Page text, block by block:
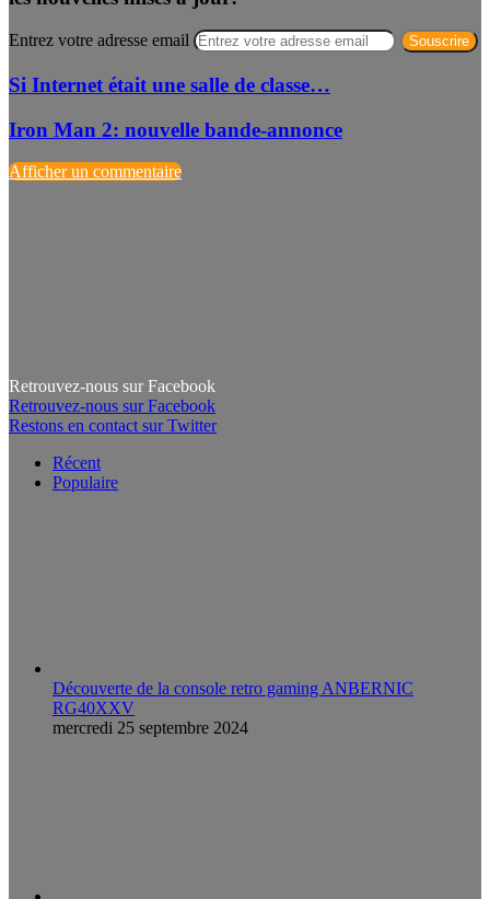
Entrez votre adresse email
Si Internet était une salle de classe…
Iron Man 2: nouvelle bande-annonce
Afficher un commentaire
Retrouvez-nous sur Facebook
Retrouvez-nous sur Facebook
Restons en contact sur Twitter
Récent
Populaire
Découverte de la console retro gaming ANBERNIC
RG40XXV
mercredi 25 septembre 2024